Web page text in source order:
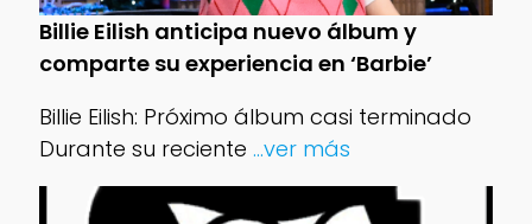
Billie Eilish anticipa nuevo álbum y
comparte su experiencia en ‘Barbie’
Billie Eilish: Próximo álbum casi terminado
Durante su reciente ...ver más